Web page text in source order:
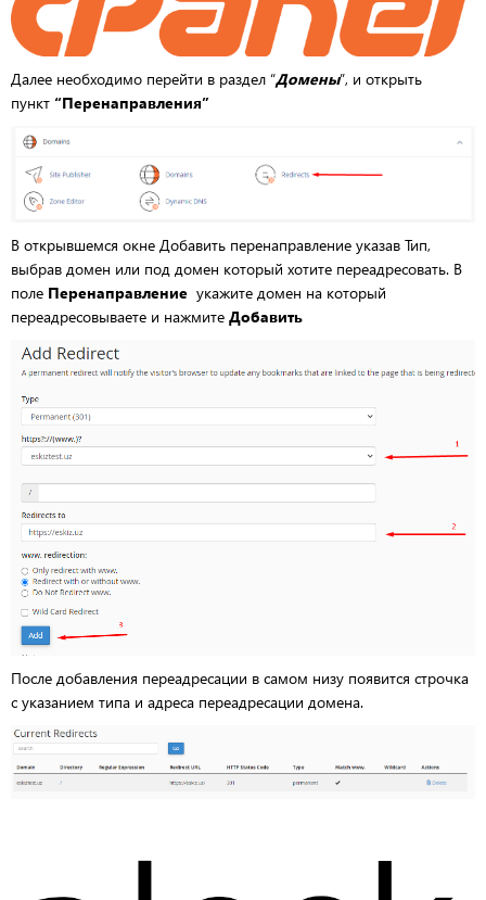
Далее необходимо перейти в раздел “Домены”, и открыть
пункт “Перенаправления”
В открывшемся окне Добавить перенаправление указав Тип,
выбрав домен или под домен который хотите переадресовать. В
поле Перенаправление укажите домен на который
переадресовываете и нажмите Добавить
После добавления переадресации в самом низу появится строчка
с указанием типа и адреса переадресации домена.